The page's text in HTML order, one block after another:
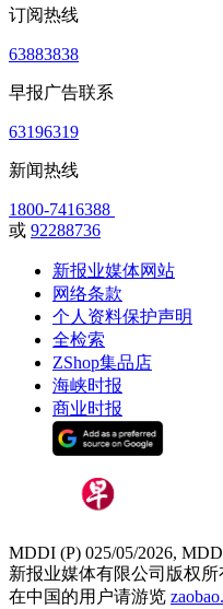
订阅热线
63883838
早报广告联系
63196319
新闻热线
1800-7416388
或 92288736
新报业媒体网站
网络条款
个人资料保护声明
全检索
ZShop集品店
海峡时报
商业时报
MDDI (P) 025/05/2026,
新报业媒体有限公司版权所
在中国的用户请游览